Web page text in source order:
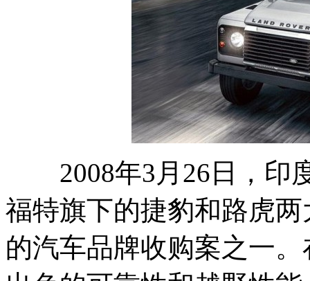
2008年3月26日，印
福特旗下的捷豹和路虎
的汽车品牌收购案之一